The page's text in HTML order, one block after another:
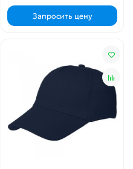
Запросить цену